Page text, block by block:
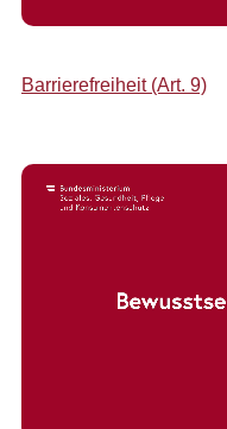
Barrierefreiheit (Art. 9)